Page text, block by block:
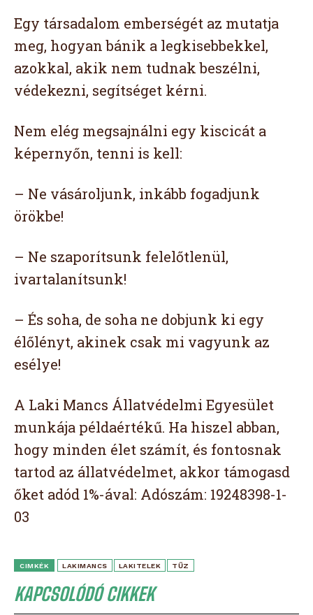
Egy társadalom emberségét az mutatja
meg, hogyan bánik a legkisebbekkel,
azokkal, akik nem tudnak beszélni,
védekezni, segítséget kérni.
Nem elég megsajnálni egy kiscicát a
képernyőn, tenni is kell:
– Ne vásároljunk, inkább fogadjunk
örökbe!
– Ne szaporítsunk felelőtlenül,
ivartalanítsunk!
– És soha, de soha ne dobjunk ki egy
élőlényt, akinek csak mi vagyunk az
esélye!
A Laki Mancs Állatvédelmi Egyesület
munkája példaértékű. Ha hiszel abban,
hogy minden élet számít, és fontosnak
tartod az állatvédelmet, akkor támogasd
őket adód 1%-ával: Adószám: 19248398-1-
03
CIMKÉK LAKIMANCS LAKITELEK TŰZ
KAPCSOLÓDÓ CIKKEK